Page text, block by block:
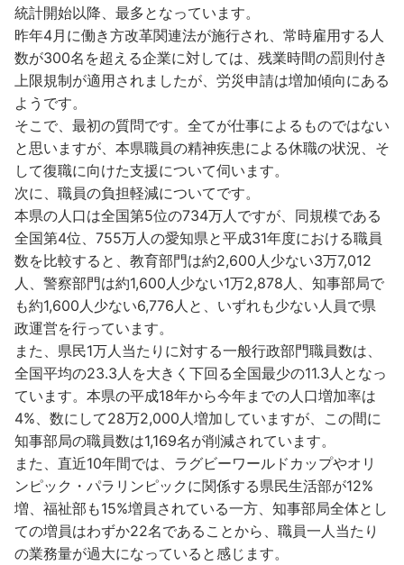
統計開始以降、最多となっています。
昨年4月に働き方改革関連法が施行され、常時雇用する人
数が300名を超える企業に対しては、残業時間の罰則付き
上限規制が適用されましたが、労災申請は増加傾向にある
ようです。
そこで、最初の質問です。全てが仕事によるものではない
と思いますが、本県職員の精神疾患による休職の状況、そ
して復職に向けた支援について伺います。
次に、職員の負担軽減についてです。
本県の人口は全国第5位の734万人ですが、同規模である
全国第4位、755万人の愛知県と平成31年度における職員
数を比較すると、教育部門は約2,600人少ない3万7,012
人、警察部門は約1,600人少ない1万2,878人、知事部局で
も約1,600人少ない6,776人と、いずれも少ない人員で県
政運営を行っています。
また、県民1万人当たりに対する一般行政部門職員数は、
全国平均の23.3人を大きく下回る全国最少の11.3人となっ
ています。本県の平成18年から今年までの人口増加率は
4%、数にして28万2,000人増加していますが、この間に
知事部局の職員数は1,169名が削減されています。
また、直近10年間では、ラグビーワールドカップやオリ
ンピック・パラリンピックに関係する県民生活部が12%
増、福祉部も15%増員されている一方、知事部局全体とし
ての増員はわずか22名であることから、職員一人当たり
の業務量が過大になっていると感じます。